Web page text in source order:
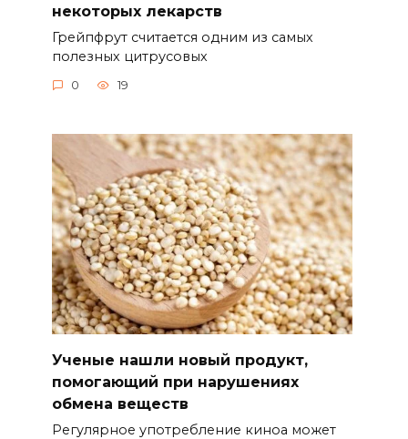
некоторых лекарств
Грейпфрут считается одним из самых
полезных цитрусовых
0 19
Ученые нашли новый продукт,
помогающий при нарушениях
обмена веществ
Регулярное употребление киноа может